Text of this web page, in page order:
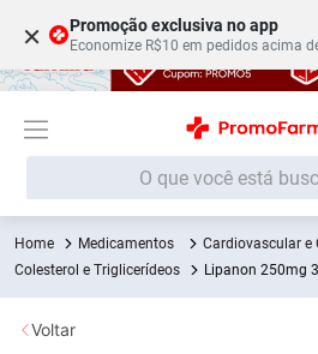
× Promoção exclusiva no app
Economize R$10 em pedidos acima
O que você está buscando?
Medicamentos
Cardiovascular e
Colesterol e Triglicerídeos
Lipanon 250mg
Voltar
Termos mais buscados
1º Fralda
2